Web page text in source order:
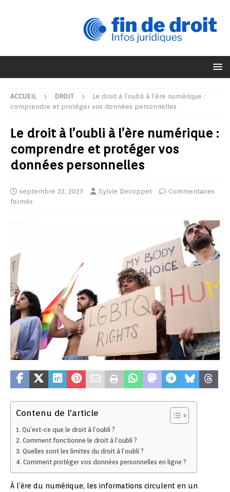
ACCUEIL DROIT
Le droit à l’oubli à l’ère numérique :
comprendre et protéger vos données personnelles
Le droit à l’oubli à l’ère numérique :
comprendre et protéger vos
données personnelles
septembre 22, 2023 Sylvie Decoppet
Commentaires
fermés
Contenu de l'article
Qu’est-ce que le droit à l’oubli ?
Comment fonctionne le droit à l’oubli ?
Quelles sont les limites du droit à l’oubli ?
Comment protéger vos données personnelles en ligne ?
À l’ère du numérique, les informations circulent en un